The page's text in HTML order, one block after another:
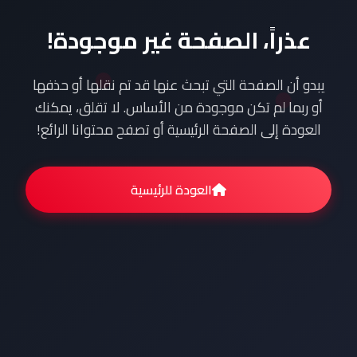
عذراً، الصفحة غير موجودة!
يبدو أن الصفحة التي تبحث عنها قد تم نقلها أو حذفها
أو ربما لم تكن موجودة من الأساس. لا تقلق، يمكنك
العودة إلى الصفحة الرئيسية أو تصفح محتوانا الرائع!
العودة للرئيسية